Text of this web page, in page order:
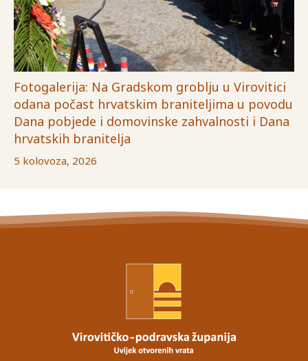
Fotogalerija: Na Gradskom groblju u Virovitici
odana počast hrvatskim braniteljima u povodu
Dana pobjede i domovinske zahvalnosti i Dana
hrvatskih branitelja
5 kolovoza, 2026